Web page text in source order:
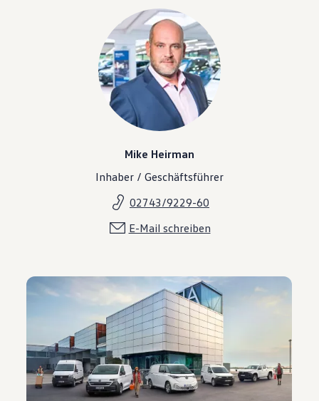
Mike Heirman
Inhaber / Geschäftsführer
02743/9229-60
E-Mail schreiben